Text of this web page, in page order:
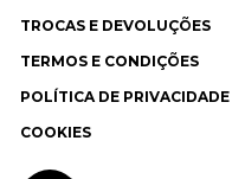
TROCAS E DEVOLUÇÕES
TERMOS E CONDIÇÕES
POLÍTICA DE PRIVACIDADE
COOKIES